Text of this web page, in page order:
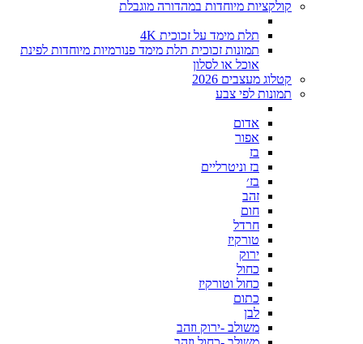
קולקציות מיוחדות במהדורה מוגבלת
תלת מימד על זכוכית 4K
תמונות זכוכית תלת מימד פנורמיות מיוחדות לפינת
אוכל או לסלון
קטלוג מעצבים 2026
תמונות לפי צבע
אדום
אפור
בז
בז וניטרליים
בז׳
זהב
חום
חרדל
טורקיז
ירוק
כחול
כחול וטורקיז
כתום
לבן
משולב -ירוק וזהב